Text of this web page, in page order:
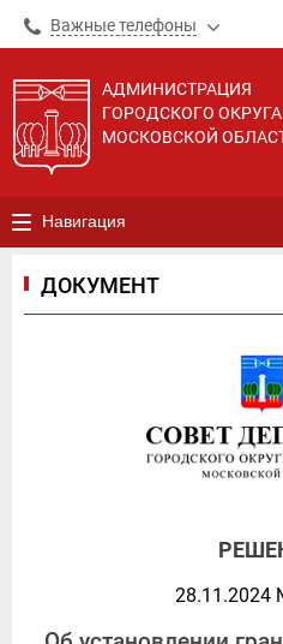
Важные телефоны
АДМИНИСТРАЦИЯ
ГОРОДСКОГО
МОСКОВСКОЙ
Навигация
ДОКУМЕНТ
28.11.2024